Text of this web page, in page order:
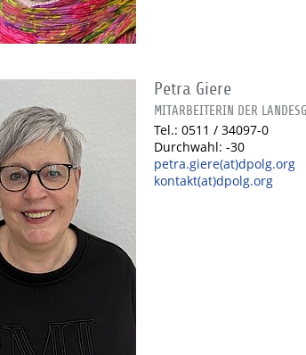
Petra Giere
MITARBEITERIN DER
Tel.: 0511 / 34097-0
Durchwahl: -30
petra.giere(at)dpolg.org
kontakt(at)dpolg.org